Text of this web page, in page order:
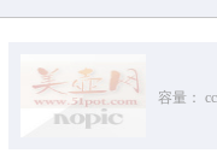
容量： cc